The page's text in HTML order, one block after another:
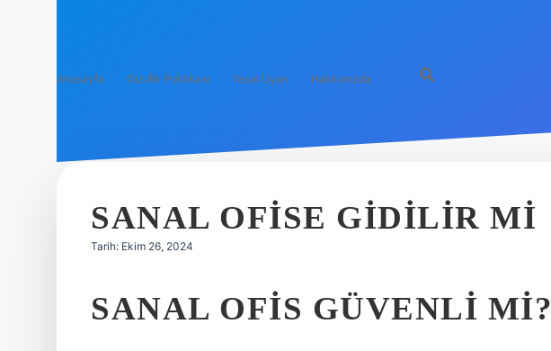
Anasayfa Gizlilik Politikası Yasal Uyarı Hakkımızda
SANAL OFISE GIDILIR MI
Tarih: Ekim 26, 2024
SANAL OFIS GÜVENLI MI?